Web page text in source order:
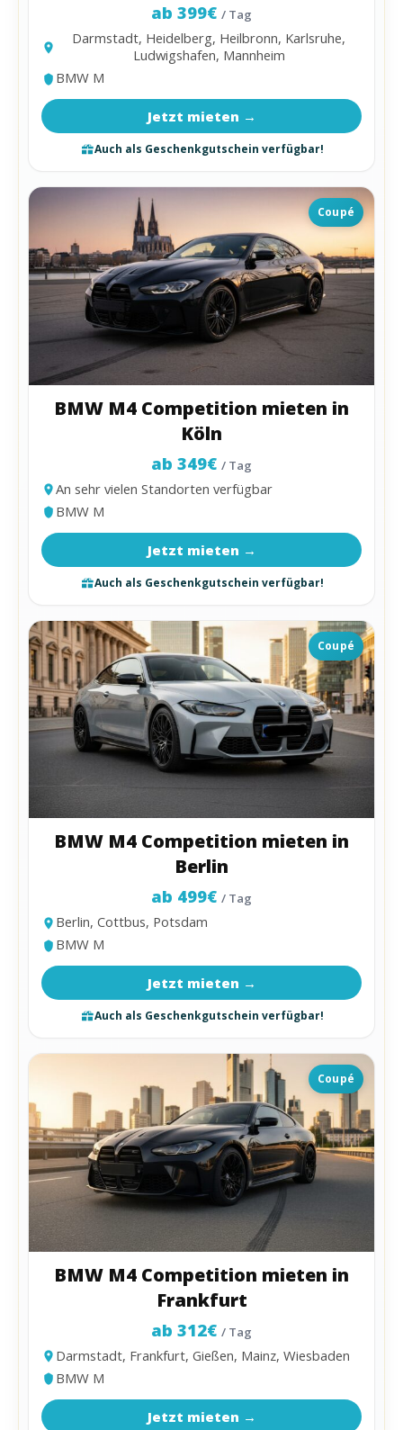
ab 399€ / Tag
Darmstadt, Heidelberg, Heilbronn, Karlsruhe,
Ludwigshafen, Mannheim
BMW M
Jetzt mieten →
Auch als Geschenkgutschein verfügbar!
Coupé
BMW M4 Competition mieten in
Köln
ab 349€ / Tag
An sehr vielen Standorten verfügbar
BMW M
Jetzt mieten →
Auch als Geschenkgutschein verfügbar!
Coupé
BMW M4 Competition mieten in
Berlin
ab 499€ / Tag
Berlin, Cottbus, Potsdam
BMW M
Jetzt mieten →
Auch als Geschenkgutschein verfügbar!
Coupé
BMW M4 Competition mieten in
Frankfurt
ab 312€ / Tag
Darmstadt, Frankfurt, Gießen, Mainz, Wiesbaden
BMW M
Jetzt mieten →